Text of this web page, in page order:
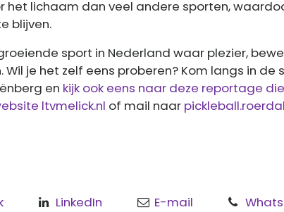
het lichaam dan veel andere sporten,
blijven.
sport in Nederland waar plezier,
je het zelf eens proberen? Kom langs in de
en kijk ook eens naar deze reportage
ltvmelick.nl of mail naar
LinkedIn E-mail